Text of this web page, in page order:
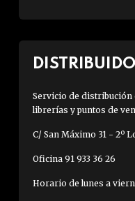
Servicio de distribución
librerías y puntos de
C/ San Máximo 31 - 2º
Oficina 91 933 36 26
Horario de lunes a